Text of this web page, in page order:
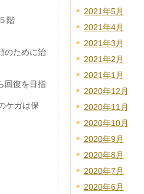
階
のために治
回復を目指
ケガは保
2021年5月
2021年4月
2021年3月
2021年2月
2021年1月
2020年12月
2020年11月
2020年10月
2020年9月
2020年8月
2020年7月
2020年6月